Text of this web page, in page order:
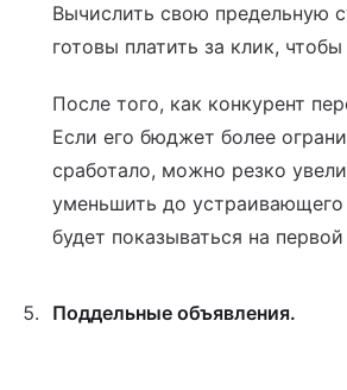
Вычислить свою предельную
готовы платить за клик,
После того, как конкурент
Если его бюджет более
сработало, можно резко
уменьшить до устраивающего
будет показываться на
Поддельные объявления.